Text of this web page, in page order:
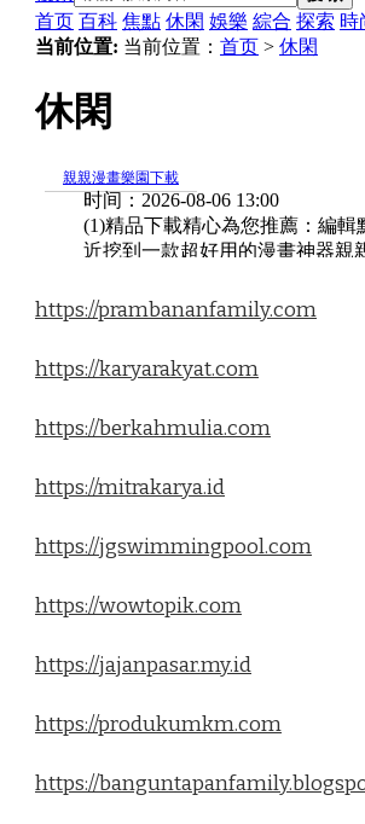
https://prambananfamily.com
https://karyarakyat.com
https://berkahmulia.com
https://mitrakarya.id
https://jgswimmingpool.com
https://wowtopik.com
https://jajanpasar.my.id
https://produkumkm.com
https://